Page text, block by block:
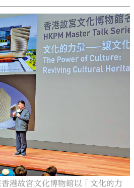
公文匯
故宮文化博物館以「文化的力